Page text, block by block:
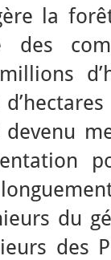
la
des
du
des